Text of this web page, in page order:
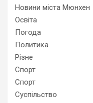
Новини міста Мюнхен
Освіта
Погода
Политика
Різне
Спорт
Спорт
Суспільство